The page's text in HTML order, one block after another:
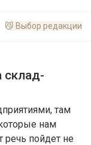
😼 Выбор редакции
склад-
там
нам
речь пойдет не